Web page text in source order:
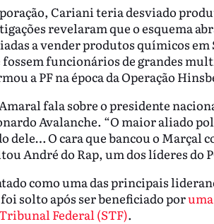
Cariani teria desviado
revelaram que o esquema
a vender produtos químicos em
fossem funcionários de grandes
a PF na época da Operação
fala sobre o presidente
Avalanche. “O maior aliado
dele… O cara que bancou o Marçal
André do Rap, um dos líderes do
como uma das principais
solto após ser beneficiado por
Federal (STF).